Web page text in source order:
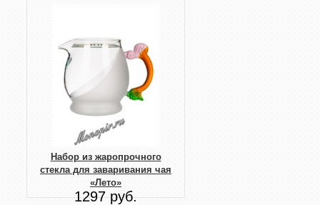
Набор из жаропрочного
стекла для заваривания чая
«Лето»
1297 руб.